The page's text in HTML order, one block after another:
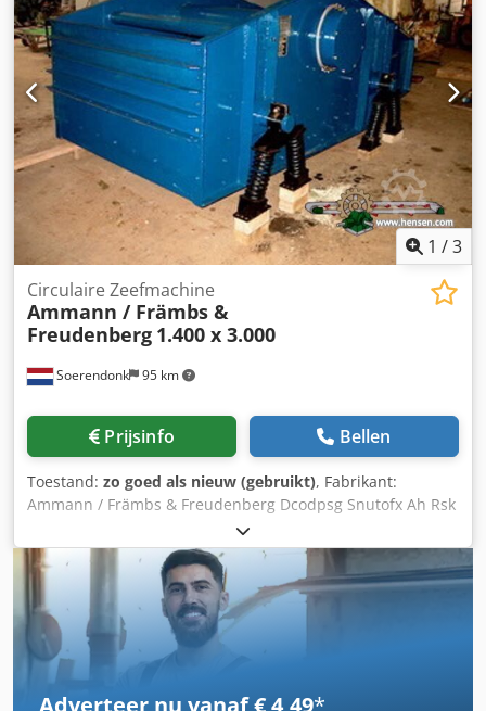
1 /3
Soerendonk 95 km
Circulaire Zeefmachine
Ammann / Främbs &
Freudenberg 1.400 x 3.000
Prijsinfo Bellen
Toestand: zo goed als nieuw (gebruikt), Fabrikant:
Ammann / Främbs & Freudenberg Dcodpsg Snutofx Ah Rsk
Afmeting: 1.400 x 3.000 Inclusief: – Aandrijving – Aandrijfas
– Veerelementen Zeefmachine is gereviseerd,
gezandstraald en gespoten.